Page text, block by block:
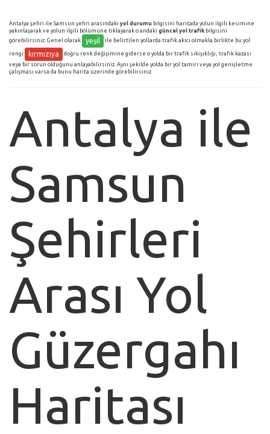
Antalya şehri ile Samsun şehri arasındaki yol durumu bilgisini haritada yolun ilgili kesimine
yakınlaşarak ve yolun ilgili bölümüne tıklayarak o andaki güncel yol trafik bilgisini
görebilirsiniz. Genel olarak
yeşil ile belirtilen yollarda trafik akıcı olmakla birlikte bu yol
rengi kırmızıya
doğru renk değişimine giderse o yolda bir trafik sıkışıklığı, trafik kazası
veya bir sorun olduğunu anlayabilirsiniz. Aynı şekilde yolda bir yol tamiri veya yol genişletme
çalışması varsa da bunu harita üzerinde görebilirsiniz.
Antalya ile
Samsun
Şehirleri
Arası Yol
Güzergahı
Haritası